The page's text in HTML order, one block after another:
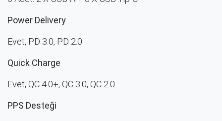
Power Delivery
Evet, PD 3.0, PD 2.0
Quick Charge
Evet, QC 4.0+, QC 3.0, QC 2.0
PPS Desteği